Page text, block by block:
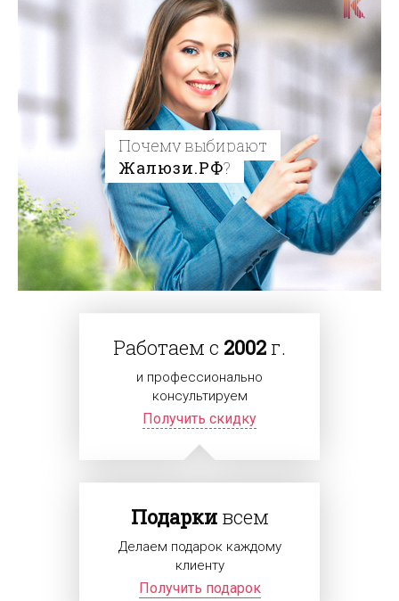
Почему выбирают
Жалюзи.РФ?
Работаем с 2002 г.
и профессионально
консультируем
Получить скидку
Подаркивсем
Делаем подарок каждому
клиенту
Получить подарок